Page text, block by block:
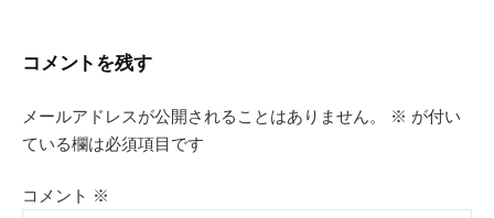
コメントを残す
メールアドレスが公開されることはありません。 ※ が付い
ている欄は必須項目です
コメント ※